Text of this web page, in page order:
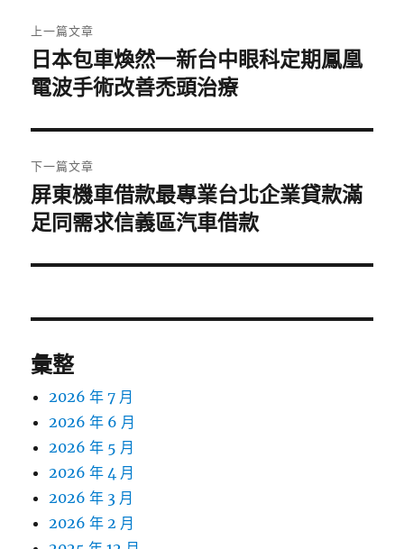
章
導
覽
上一篇文章
上
一
文
章:
日本包車煥然一新台中眼科定期鳳凰
電波手術改善禿頭治療
下一篇文章
下
一
文
屏東機車借款最專業台北企業貸款滿
足同需求信義區汽車借款
彙整
2026 年 7 月
2026 年 6 月
2026 年 5 月
2026 年 4 月
2026 年 3 月
2026 年 2 月